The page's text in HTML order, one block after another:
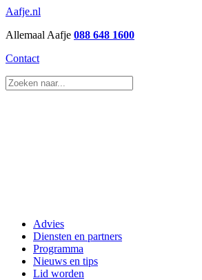
Aafje.nl
Allemaal Aafje 088 648 1600
Contact
Advies
Diensten en partners
Programma
Nieuws en tips
Lid worden